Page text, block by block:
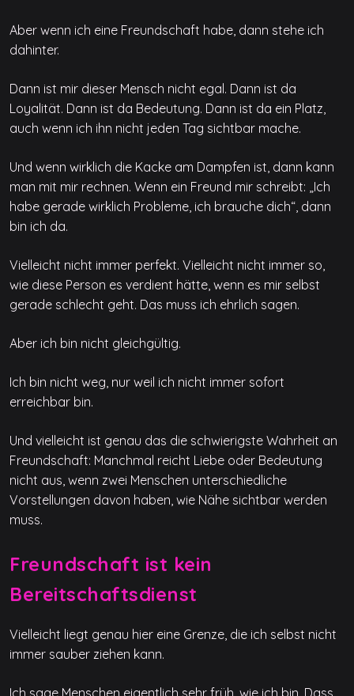
Aber wenn ich eine Freundschaft habe, dann stehe ich
dahinter.
Dann ist mir dieser Mensch nicht egal. Dann ist da
Loyalität. Dann ist da Bedeutung. Dann ist da ein Platz,
auch wenn ich ihn nicht jeden Tag sichtbar mache.
Und wenn wirklich die Kacke am Dampfen ist, dann kann
man mit mir rechnen. Wenn ein Freund mir schreibt: „Ich
habe gerade wirklich Probleme, ich brauche dich“, dann
bin ich da.
Vielleicht nicht immer perfekt. Vielleicht nicht immer so,
wie diese Person es verdient hätte, wenn es mir selbst
gerade schlecht geht. Das muss ich ehrlich sagen.
Aber ich bin nicht gleichgültig.
Ich bin nicht weg, nur weil ich nicht immer sofort
erreichbar bin.
Und vielleicht ist genau das die schwierigste Wahrheit an
Freundschaft: Manchmal reicht Liebe oder Bedeutung
nicht aus, wenn zwei Menschen unterschiedliche
Vorstellungen davon haben, wie Nähe sichtbar werden
muss.
Freundschaft ist kein
Bereitschaftsdienst
Vielleicht liegt genau hier eine Grenze, die ich selbst nicht
immer sauber ziehen kann.
Ich sage Menschen eigentlich sehr früh, wie ich bin. Dass